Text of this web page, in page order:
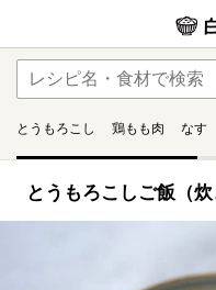
とうもろこし 鶏もも肉 なす
とうもろこしご飯（